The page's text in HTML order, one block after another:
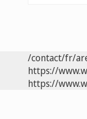
/contact/fr/
https://
https://